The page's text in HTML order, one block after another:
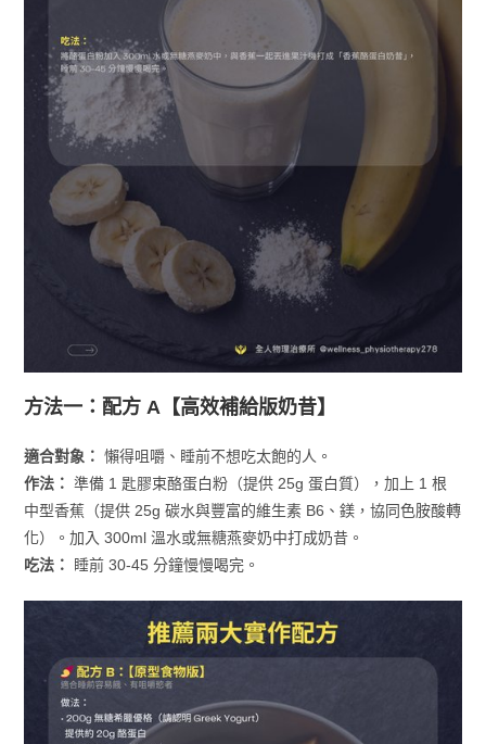
方法一：配方 A【高效補給版奶昔】
適合對象： 懶得咀嚼、睡前不想吃太飽的人。
作法： 準備 1 匙膠束酪蛋白粉（提供 25g 蛋白質），加上 1 根
中型香蕉（提供 25g 碳水與豐富的維生素 B6、鎂，協同色胺酸轉
化）。加入 300ml 溫水或無糖燕麥奶中打成奶昔。
吃法：
睡前 30-45 分鐘慢慢喝完。